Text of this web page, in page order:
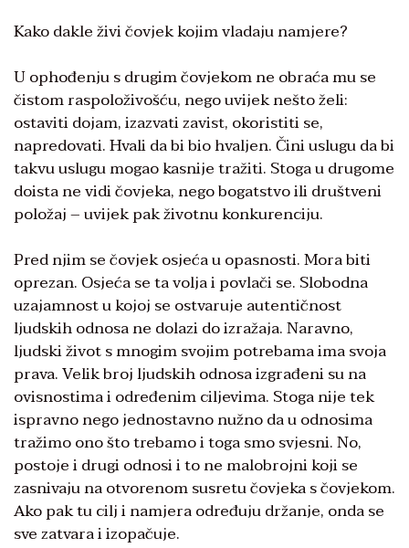
Kako dakle živi čovjek kojim vladaju namjere?
U ophođenju s drugim čovjekom ne obraća mu se
čistom raspoloživošću, nego uvijek nešto želi:
ostaviti dojam, izazvati zavist, okoristiti se,
napredovati. Hvali da bi bio hvaljen. Čini uslugu da bi
takvu uslugu mogao kasnije tražiti. Stoga u drugome
doista ne vidi čovjeka, nego bogatstvo ili društveni
položaj – uvijek pak životnu konkurenciju.
Pred njim se čovjek osjeća u opasnosti. Mora biti
oprezan. Osjeća se ta volja i povlači se. Slobodna
uzajamnost u kojoj se ostvaruje autentičnost
ljudskih odnosa ne dolazi do izražaja. Naravno,
ljudski život s mnogim svojim potrebama ima svoja
prava. Velik broj ljudskih odnosa izgrađeni su na
ovisnostima i određenim ciljevima. Stoga nije tek
ispravno nego jednostavno nužno da u odnosima
tražimo ono što trebamo i toga smo svjesni. No,
postoje i drugi odnosi i to ne malobrojni koji se
zasnivaju na otvorenom susretu čovjeka s čovjekom.
Ako pak tu cilj i namjera određuju držanje, onda se
sve zatvara i izopačuje.